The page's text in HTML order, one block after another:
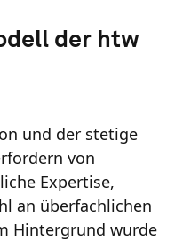
der htw
und der stetige
von
Expertise,
an überfachlichen
Hintergrund wurde